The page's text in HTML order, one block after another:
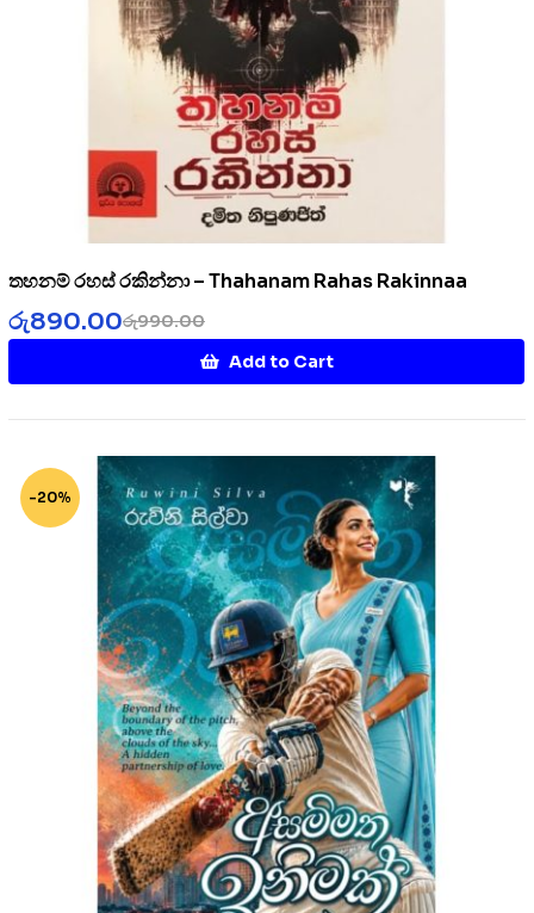
තහනම් රහස් රකින්නා – Thahanam Rahas Rakinnaa
රු990.00
රු890.00
Add to Cart
-20%